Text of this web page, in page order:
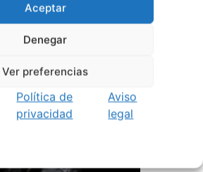
Aceptar
Denegar
Ver preferencias
Política de
privacidad
Aviso
legal
2026
de Cine 2026 | O